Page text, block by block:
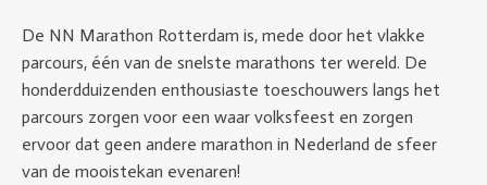
De NN Marathon Rotterdam is, mede door het vlakke
parcours, één van de snelste marathons ter wereld. De
honderdduizenden enthousiaste toeschouwers langs het
parcours zorgen voor een waar volksfeest en zorgen
ervoor dat geen andere marathon in Nederland de sfeer
van de mooistekan evenaren!